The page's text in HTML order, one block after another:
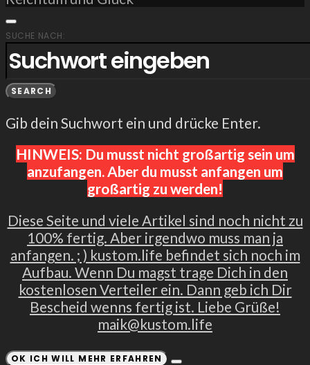
SUCHE NACH:
SEARCH
Gib dein Suchwort ein und drücke Enter.
HINWEIS: Du musst nicht großartig sein um
anzufangen. Aber du musst anfangen um
großartig zu werden!
Diese Seite und viele Artikel sind noch nicht zu
100% fertig. Aber irgendwo muss man ja
anfangen. ; ) kustom.life befindet sich noch im
Aufbau. Wenn Du magst trage Dich in den
kostenlosen Verteiler ein. Dann geb ich Dir
Bescheid wenns fertig ist. Liebe Grüße!
maik@kustom.life
OK ICH WILL MEHR ERFAHREN